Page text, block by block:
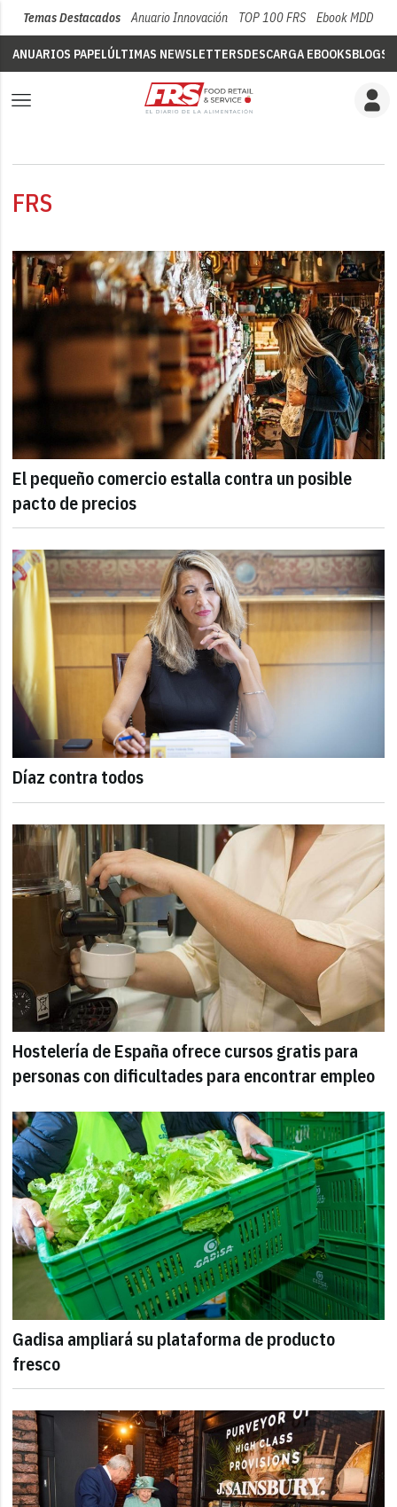
Temas Destacados Anuario Innovación TOP 100 FRS Ebook MDD
ANUARIOS PAPELÚLTIMAS NEWSLETTERSDESCARGA EBOOKSBLOGS
FRS
El pequeño comercio estalla contra un posible
pacto de precios
Díaz contra todos
Hostelería de España ofrece cursos gratis para
personas con dificultades para encontrar empleo
Gadisa ampliará su plataforma de producto
fresco